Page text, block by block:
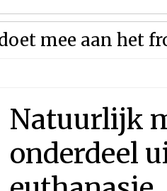
mee aan het
Natuurlijk
onderdeel